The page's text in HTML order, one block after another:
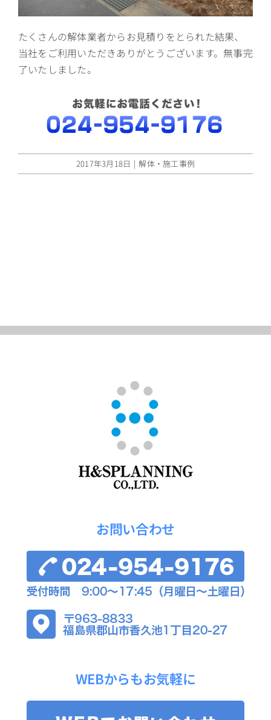
たくさんの解体業者からお見積りをとられた結果、
当社をご利用いただきありがとうございます。無事完
了いたしました。
2017年3月18日 | 解体・施工事例
お問い合わせ
WEBからもお気軽に